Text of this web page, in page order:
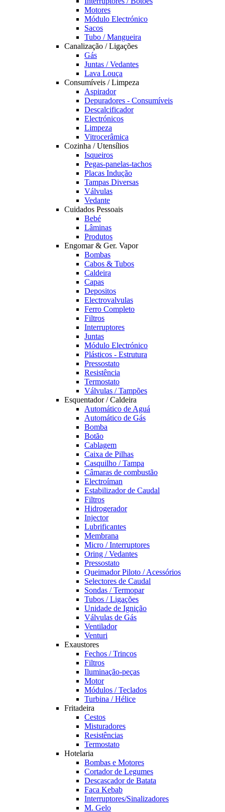
Motores
Módulo Electrónico
Sacos
Tubo / Mangueira
Canalização / Ligações
Gás
Juntas / Vedantes
Lava Louça
Consumíveis / Limpeza
Aspirador
Depuradores - Consumíveis
Descalcificador
Electrónicos
Limpeza
Vitrocerâmica
Cozinha / Utensílios
Isqueiros
Pegas-panelas-tachos
Placas Indução
Tampas Diversas
Válvulas
Vedante
Cuidados Pessoais
Bebé
Lâminas
Produtos
Engomar & Ger. Vapor
Bombas
Cabos & Tubos
Caldeira
Capas
Depositos
Electrovalvulas
Ferro Completo
Filtros
Interruptores
Juntas
Módulo Electrónico
Plásticos - Estrutura
Pressostato
Resistência
Termostato
Válvulas / Tampões
Esquentador / Caldeira
Automático de Aguá
Automático de Gás
Bomba
Botão
Cablagem
Caixa de Pilhas
Casquilho / Tampa
Câmaras de combustão
Electroíman
Estabilizador de Caudal
Filtros
Hidrogerador
Injector
Lubrificantes
Membrana
Micro / Interruptores
Oring / Vedantes
Pressostato
Queimador Piloto / Acessórios
Selectores de Caudal
Sondas / Termopar
Tubos / Ligações
Unidade de Ignição
Válvulas de Gás
Ventilador
Venturi
Exaustores
Fechos / Trincos
Filtros
Iluminação-peças
Motor
Módulos / Teclados
Turbina / Hélice
Fritadeira
Cestos
Misturadores
Resistências
Termostato
Hotelaria
Bombas e Motores
Cortador de Legumes
Descascador de Batata
Faca Kebab
Interruptores/Sinalizadores
M. Gelo